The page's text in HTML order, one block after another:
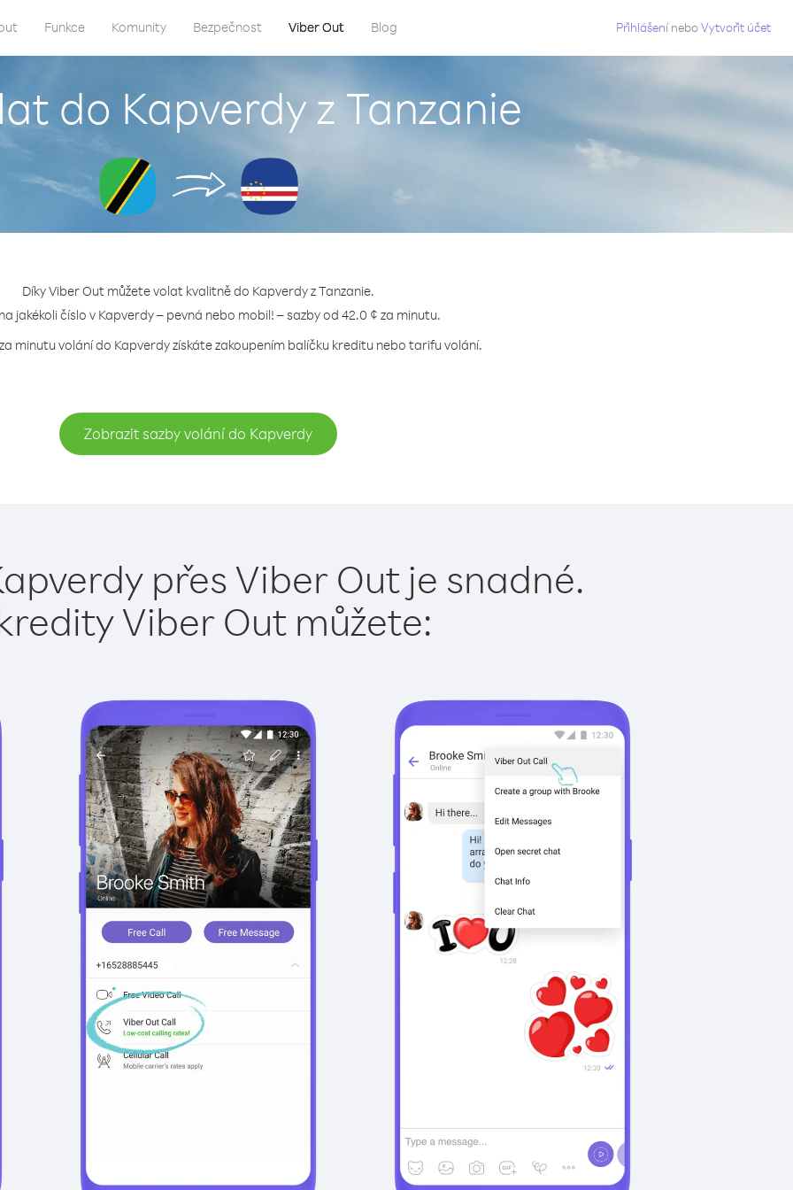
Funkce Komunity Bezpečnost Viber Out Blog Přihlášení neboVytvořit účet
do Kapverdy z Tanzanie
Díky Viber Out můžete volat kvalitně do Kapverdy z Tanzanie.
jakékoli číslo v Kapverdy – pevná nebo mobil! – sazby od 42.0 ¢ za minutu.
minutu volání do Kapverdy získáte zakoupením balíčku kreditu nebo tarifu volání.
Zobrazit sazby volání do Kapverdy
přes Viber Out je snadné.
Viber Out můžete: